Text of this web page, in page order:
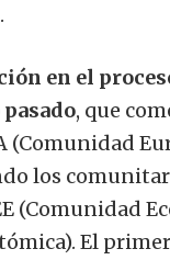
en el
, que
los
(Comunidad
El